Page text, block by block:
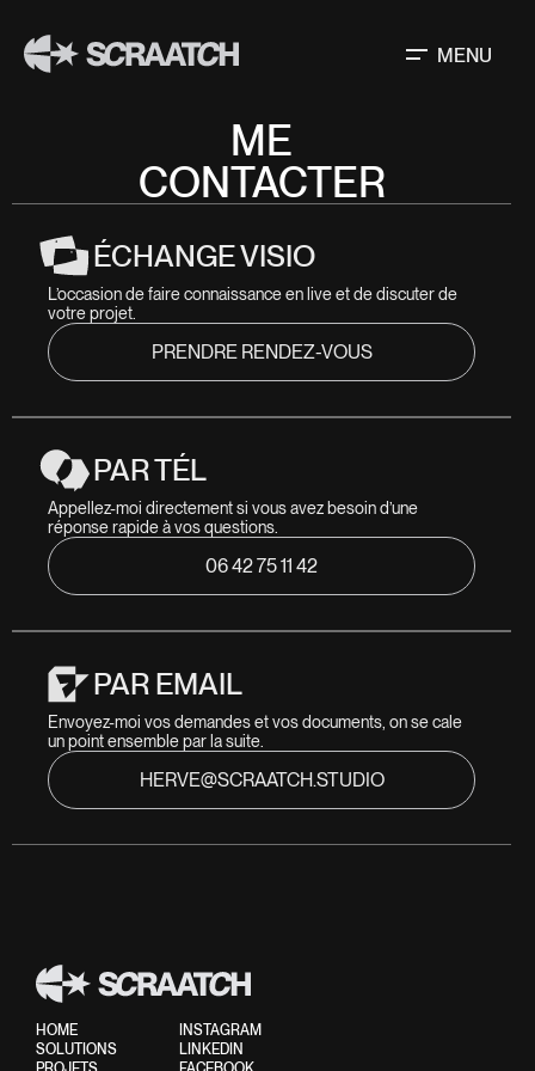
MENU
ME
CONTACTER
ÉCHANGE VISIO
L’occasion de faire connaissance en live et de discuter de
votre projet.
PRENDRE RENDEZ-VOUS
PAR TÉL
Appellez-moi directement si vous avez besoin d’une
réponse rapide à vos questions.
06 42 75 11 42
PAR EMAIL
Envoyez-moi vos demandes et vos documents, on se cale
un point ensemble par la suite.
HERVE@SCRAATCH.STUDIO
HOME
SOLUTIONS
INSTAGRAM
LINKEDIN